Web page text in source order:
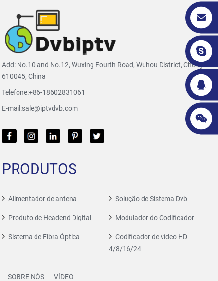
Add: No.10 and No.12, Wuxing Fourth Road, Wuhou District, Chengdu
610045, China
Telefone:+86-18602831061
E-mail:sale@iptvdvb.com
PRODUTOS
Alimentador de antena Solução de Sistema Dvb
Produto de Headend Digital Modulador do Codificador
Sistema de Fibra Óptica
Codificador de vídeo HD
4/8/16/24
SOBRE NÓS VÍDEO